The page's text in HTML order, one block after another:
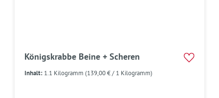
Königskrabbe Beine + Scheren
Inhalt: 1.1 Kilogramm (139,00 € / 1 Kilogramm)